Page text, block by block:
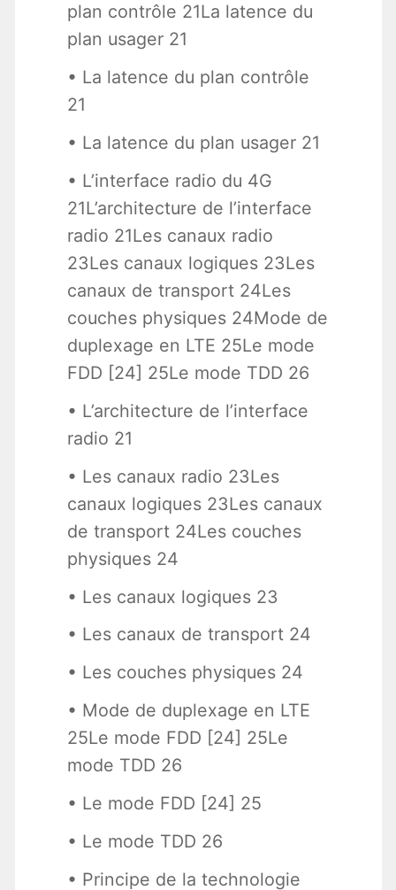
plan contrôle 21La latence du
plan usager 21
• La latence du plan contrôle
21
• La latence du plan usager 21
• L’interface radio du 4G
21L’architecture de l’interface
radio 21Les canaux radio
23Les canaux logiques 23Les
canaux de transport 24Les
couches physiques 24Mode de
duplexage en LTE 25Le mode
FDD [24] 25Le mode TDD 26
• L’architecture de l’interface
radio 21
• Les canaux radio 23Les
canaux logiques 23Les canaux
de transport 24Les couches
physiques 24
• Les canaux logiques 23
• Les canaux de transport 24
• Les couches physiques 24
• Mode de duplexage en LTE
25Le mode FDD [24] 25Le
mode TDD 26
• Le mode FDD [24] 25
• Le mode TDD 26
• Principe de la technologie